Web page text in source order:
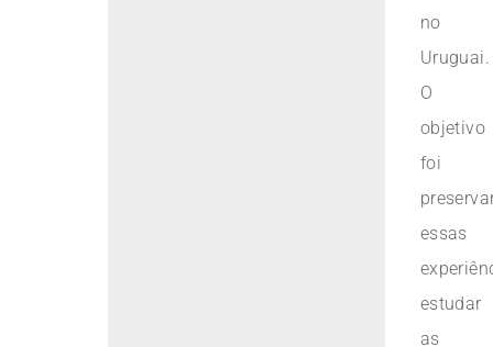
no
Uruguai.
O
objetivo
foi
essas
estudar
as